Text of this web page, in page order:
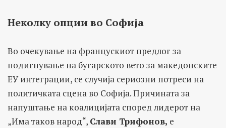
Неколку опции во Софија
Во очекување на францускиот предлог за
подигнување на бугарското вето за македонските
ЕУ интеграции, се случија сериозни потреси на
политичката сцена во Софија. Причината за
напуштање на коалицијата според лидерот на
„Има таков народ“, Слави Трифонов, е